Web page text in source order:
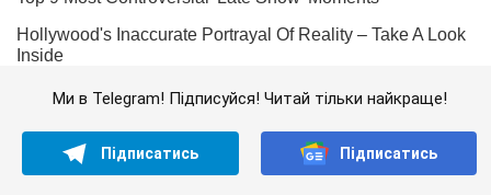
Ми в Telegram! Підписуйся! Читай тільки найкраще!
Підписатись Підписатись